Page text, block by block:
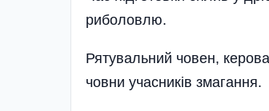
риболовлю.
Рятувальний човен,
човни учасників змагання.